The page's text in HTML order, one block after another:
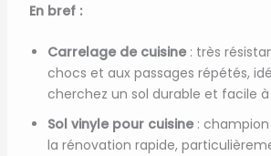
En bref :
Carrelage de cuisine: très
chocs et aux passages répétés,
cherchez un sol durable et facile
Sol vinyle pour cuisine:
la rénovation rapide,